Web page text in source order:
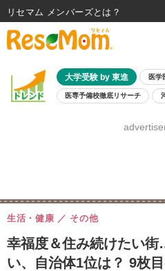
大学受験 by 東進 医学
医専予備校徹底リサーチ
8月開催学校説明
幸福度＆住み続けたい
い、自治体1位は？ 9枚
生活・健康 その他
リセマム メンバーズ